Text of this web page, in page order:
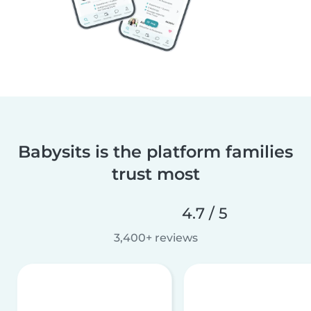
Babysits is the platform families
trust most
4.7 / 5
3,400+ reviews